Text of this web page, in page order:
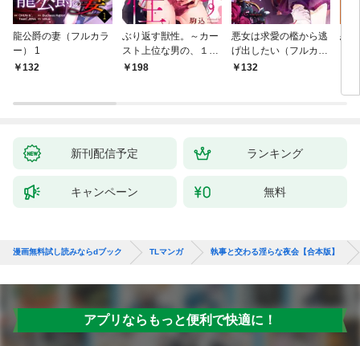
龍公爵の妻（フルカラ
ー） 1
132
ぶり返す獣性。～カー
スト上位な男の、１０
年越しの激愛１
198
悪女は求愛の檻から逃
げ出したい（フルカラ
ー） 1
132
恋
新刊配信予定 ランキング
キャンペーン 無料
漫画無料試し読みならdブック TLマンガ 執事と交わる淫らな夜会【合本版】
アプリならもっと便利で快適に！